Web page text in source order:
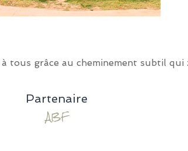
tous grâce au cheminement subtil
Partenaire
ABF